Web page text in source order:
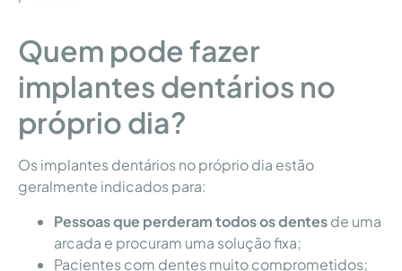
Quem pode fazer
implantes dentários no
próprio dia?
Os implantes dentários no próprio dia estão
geralmente indicados para:
Pessoas que perderam todos os dentesde uma
arcada e procuram uma solução fixa;
Pacientes com dentes muito comprometidos;